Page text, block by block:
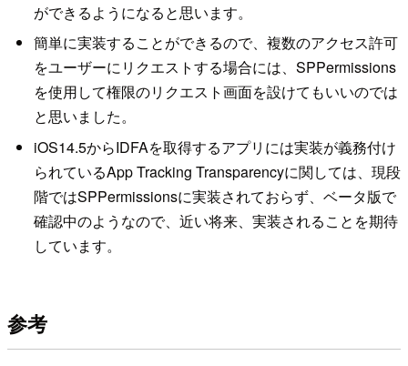
ができるようになると思います。
簡単に実装することができるので、複数のアクセス許可
をユーザーにリクエストする場合には、SPPermissions
を使用して権限のリクエスト画面を設けてもいいのでは
と思いました。
iOS14.5からIDFAを取得するアプリには実装が義務付け
られているApp Tracking Transparencyに関しては、現段
階ではSPPermissionsに実装されておらず、ベータ版で
確認中のようなので、近い将来、実装されることを期待
しています。
参考